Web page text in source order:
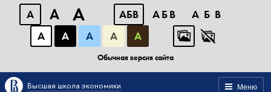
A A A АБВ АБВ
АБВ
А
А А А А
Обычная версия сайта
Меню
Высшая школа экономики